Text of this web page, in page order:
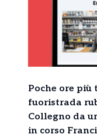
Poche ore
fuoristrada
Collegno da
in corso